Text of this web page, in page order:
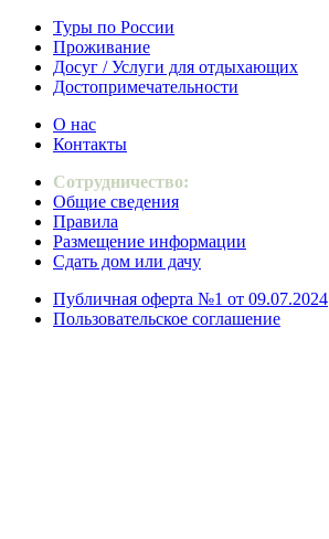
Туры по России
Проживание
Досуг / Услуги для отдыхающих
Достопримечательности
О нас
Контакты
Сотрудничество:
Общие сведения
Правила
Размещение информации
Сдать дом или дачу
Публичная оферта №1 от 09.07.2024
Пользовательское соглашение